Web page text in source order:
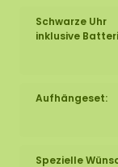
Schwarze Uhr
inklusive
Aufhängeset:
Spezielle